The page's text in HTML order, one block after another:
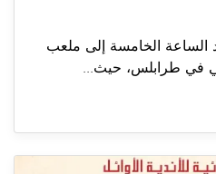
الساعة الخامسة إلى ملعب
في طرابلس، حيث...